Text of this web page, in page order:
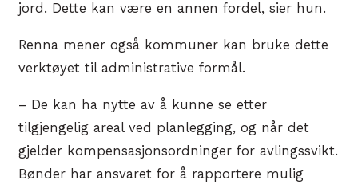
jord. Dette kan være en annen fordel, sier hun.
Renna mener også kommuner kan bruke dette
verktøyet til administrative formål.
– De kan ha nytte av å kunne se etter
tilgjengelig areal ved planlegging, og når det
gjelder kompensasjonsordninger for avlingssvikt.
Bønder har ansvaret for å rapportere mulig